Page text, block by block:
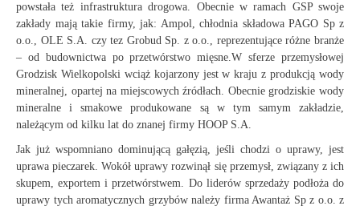
powstała też infrastruktura drogowa. Obecnie w ramach GSP swoje
zakłady mają takie firmy, jak: Ampol, chłodnia składowa PAGO Sp z
o.o., OLE S.A. czy tez Grobud Sp. z o.o., reprezentujące różne branże
– od budownictwa po przetwórstwo mięsne.W sferze przemysłowej
Grodzisk Wielkopolski wciąż kojarzony jest w kraju z produkcją wody
mineralnej, opartej na miejscowych źródłach. Obecnie grodziskie wody
mineralne i smakowe produkowane są w tym samym zakładzie,
należącym od kilku lat do znanej firmy HOOP S.A.
Jak już wspomniano dominującą gałęzią, jeśli chodzi o uprawy, jest
uprawa pieczarek. Wokół uprawy rozwinął się przemysł, związany z ich
skupem, exportem i przetwórstwem. Do liderów sprzedaży podłoża do
uprawy tych aromatycznych grzybów należy firma Awantaż Sp z o.o. z